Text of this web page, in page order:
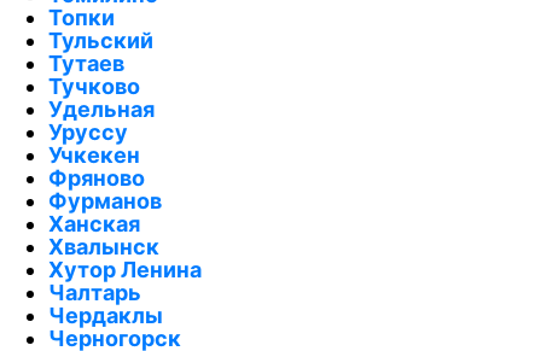
Топки
Тульский
Тутаев
Тучково
Удельная
Уруссу
Учкекен
Фряново
Фурманов
Ханская
Хвалынск
Хутор Ленина
Чалтарь
Чердаклы
Черногорск